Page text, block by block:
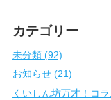
カテゴリー
未分類 (92)
お知らせ (21)
くいしん坊万才！コ